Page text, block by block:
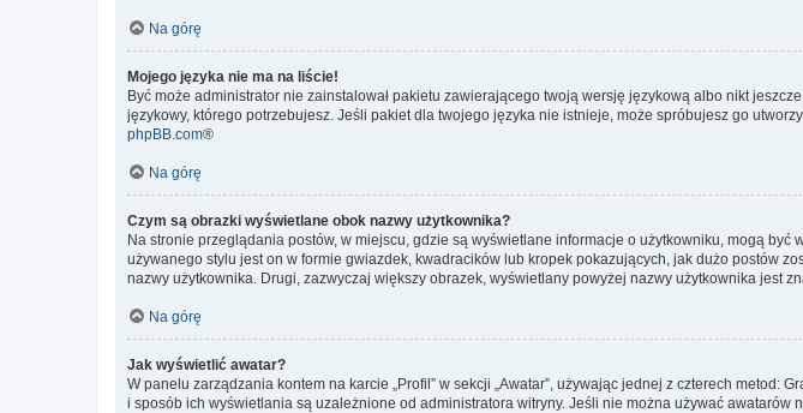
Na górę
Mojego języka nie ma na liście!
Być może administrator nie zainstalował pakietu zawierającego twoją wersję językową albo nikt
językowy, którego potrzebujesz. Jeśli pakiet dla twojego języka nie istnieje, może spróbujesz go
phpBB.com®
Na górę
Czym są obrazki wyświetlane obok nazwy użytkownika?
Na stronie przeglądania postów, w miejscu, gdzie są wyświetlane informacje o użytkowniku, mogą
używanego stylu jest on w formie gwiazdek, kwadracików lub kropek pokazujących, jak dużo postów
nazwy użytkownika. Drugi, zazwyczaj większy obrazek, wyświetlany powyżej nazwy użytkownika jest
Na górę
Jak wyświetlić awatar?
W panelu zarządzania kontem na karcie „Profil” w sekcji „Awatar”, używając jednej z czterech
i sposób ich wyświetlania są uzależnione od administratora witryny. Jeśli nie można używać awatarów